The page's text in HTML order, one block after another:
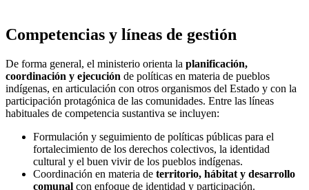
Competencias y líneas de gestión
De forma general, el ministerio orienta la planificación,
coordinación y ejecución de políticas en materia de pueblos
indígenas, en articulación con otros organismos del Estado y con la
participación protagónica de las comunidades. Entre las líneas
habituales de competencia sustantiva se incluyen:
Formulación y seguimiento de políticas públicas para el
fortalecimiento de los derechos colectivos, la identidad
cultural y el buen vivir de los pueblos indígenas.
Coordinación en materia de territorio, hábitat y desarrollo
comunal con enfoque de identidad y participación.